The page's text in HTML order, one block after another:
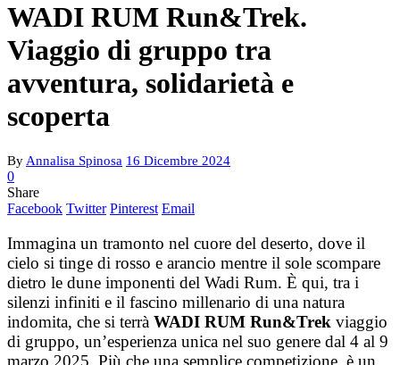
WADI RUM Run&Trek.
Viaggio di gruppo tra
avventura, solidarietà e
scoperta
By Annalisa Spinosa 16 Dicembre 2024
0
Share
Facebook Twitter Pinterest Email
Immagina un tramonto nel cuore del deserto, dove il
cielo si tinge di rosso e arancio mentre il sole scompare
dietro le dune imponenti del Wadi Rum. È qui, tra i
silenzi infiniti e il fascino millenario di una natura
indomita, che si terrà WADI RUM Run&Trek viaggio
di gruppo, un’esperienza unica nel suo genere dal 4 al 9
marzo 2025. Più che una semplice competizione, è un